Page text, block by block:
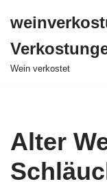
Inhalt
springen
Wein verkostet
Alter